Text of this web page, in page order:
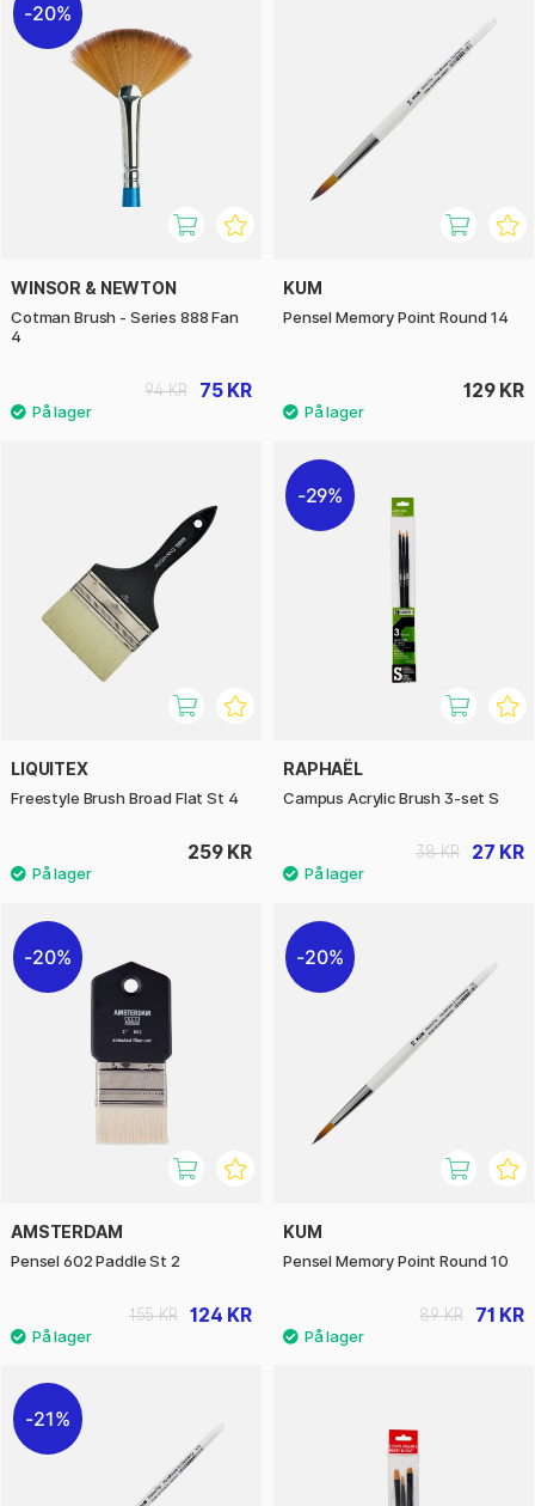
20%
WINSOR & NEWTON
Cotman Brush - Series 888 Fan
4
75 KR
94 KR
KUM
Pensel Memory Point Round 14
129 KR
LIQUITEX
Freestyle Brush Broad Flat St 4
259 KR
29%
RAPHAËL
Campus Acrylic Brush 3-set S
27 KR
38 KR
20%
AMSTERDAM
Pensel 602 Paddle St 2
124 KR
155 KR
20%
KUM
Pensel Memory Point Round 10
71 KR
89 KR
21%